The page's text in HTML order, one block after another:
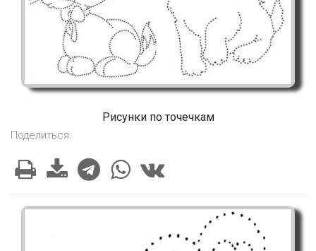
Рисунки по точечкам
Поделиться: